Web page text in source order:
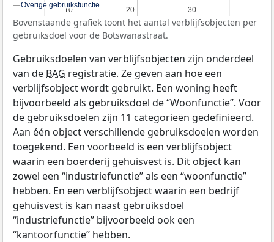
10
10 20
20 30
30
Overige gebruiksfunctie
Overige gebruiksfunctie
Bovenstaande grafiek toont het aantal verblijfsobjecten per
gebruiksdoel voor de Botswanastraat.
Gebruiksdoelen van verblijfsobjecten zijn onderdeel
van de BAG registratie. Ze geven aan hoe een
verblijfsobject wordt gebruikt. Een woning heeft
bijvoorbeeld als gebruiksdoel de “Woonfunctie”. Voor
de gebruiksdoelen zijn 11 categorieën gedefinieerd.
Aan één object verschillende gebruiksdoelen worden
toegekend. Een voorbeeld is een verblijfsobject
waarin een boerderij gehuisvest is. Dit object kan
zowel een “industriefunctie” als een “woonfunctie”
hebben. En een verblijfsobject waarin een bedrijf
gehuisvest is kan naast gebruiksdoel
“industriefunctie” bijvoorbeeld ook een
“kantoorfunctie” hebben.